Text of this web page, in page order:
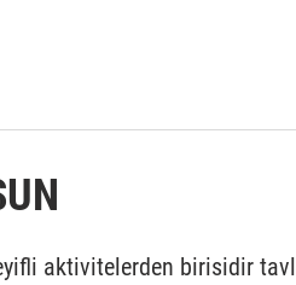
aktivitelerden birisidir